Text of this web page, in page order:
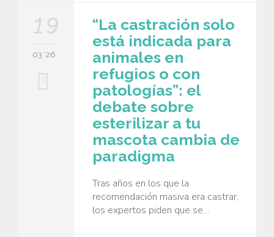
19
03 '26
0
“La castración solo
está indicada para
animales en
refugios o con
patologías”: el
debate sobre
esterilizar a tu
mascota cambia de
paradigma
Tras años en los que la
recomendación masiva era castrar,
los expertos piden que se…